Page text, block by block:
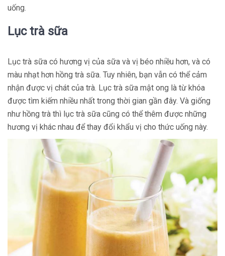
uống.
Lục trà sữa
Lục trà sữa có hương vị của sữa và vị béo nhiều hơn, và có
màu nhạt hơn hồng trà sữa. Tuy nhiên, bạn vẫn có thể cảm
nhận được vị chát của trà. Lục trà sữa mật ong là từ khóa
được tìm kiếm nhiều nhất trong thời gian gần đây. Và giống
như hồng trà thì lục trà sữa cũng có thể thêm được những
hương vị khác nhau để thay đổi khẩu vị cho thức uống này.